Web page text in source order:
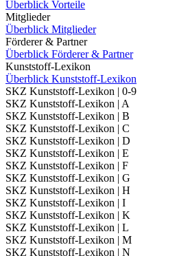
Überblick Vorteile
Mitglieder
Überblick Mitglieder
Förderer & Partner
Überblick Förderer & Partner
Kunststoff-Lexikon
Überblick Kunststoff-Lexikon
SKZ Kunststoff-Lexikon | 0-9
SKZ Kunststoff-Lexikon | A
SKZ Kunststoff-Lexikon | B
SKZ Kunststoff-Lexikon | C
SKZ Kunststoff-Lexikon | D
SKZ Kunststoff-Lexikon | E
SKZ Kunststoff-Lexikon | F
SKZ Kunststoff-Lexikon | G
SKZ Kunststoff-Lexikon | H
SKZ Kunststoff-Lexikon | I
SKZ Kunststoff-Lexikon | K
SKZ Kunststoff-Lexikon | L
SKZ Kunststoff-Lexikon | M
SKZ Kunststoff-Lexikon | N